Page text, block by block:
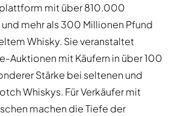
mit über 810.000
mehr als 300 Millionen Pfund
Whisky. Sie veranstaltet
Auktionen mit Käufern in über 100
Stärke bei seltenen und
Whiskys. Für Verkäufer mit
machen die Tiefe der